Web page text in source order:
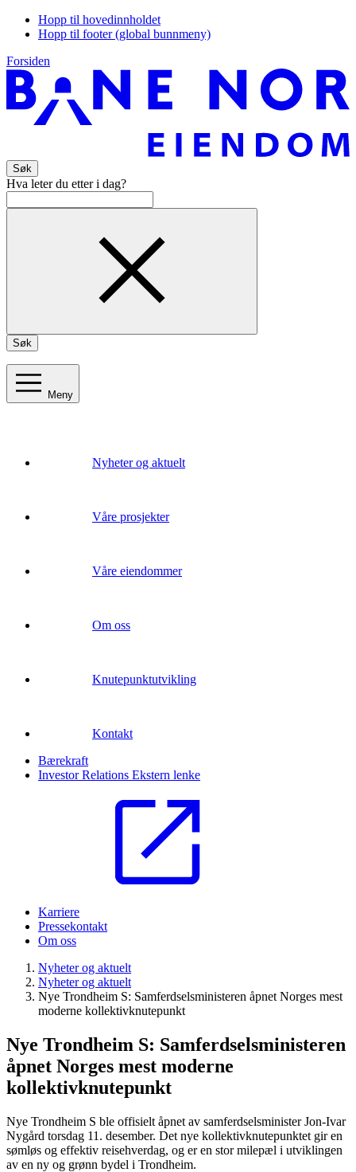
Hopp til hovedinnholdet
Hopp til footer (global bunnmeny)
Forsiden
Søk
Hva leter du etter i dag?
Søk
Meny
Nyheter og aktuelt
Våre prosjekter
Våre eiendommer
Om oss
Knutepunktutvikling
Kontakt
Bærekraft
Investor Relations Ekstern lenke
Karriere
Pressekontakt
Om oss
Nyheter og aktuelt
Nyheter og aktuelt
Nye Trondheim S: Samferdselsministeren åpnet Norges mest
moderne kollektivknutepunkt
Nye Trondheim S: Samferdselsministeren
åpnet Norges mest moderne
kollektivknutepunkt
Nye Trondheim S ble offisielt åpnet av samferdselsminister Jon-Ivar
Nygård torsdag 11. desember. Det nye kollektivknutepunktet gir en
sømløs og effektiv reisehverdag, og er en stor milepæl i utviklingen
av en ny og grønn bydel i Trondheim.